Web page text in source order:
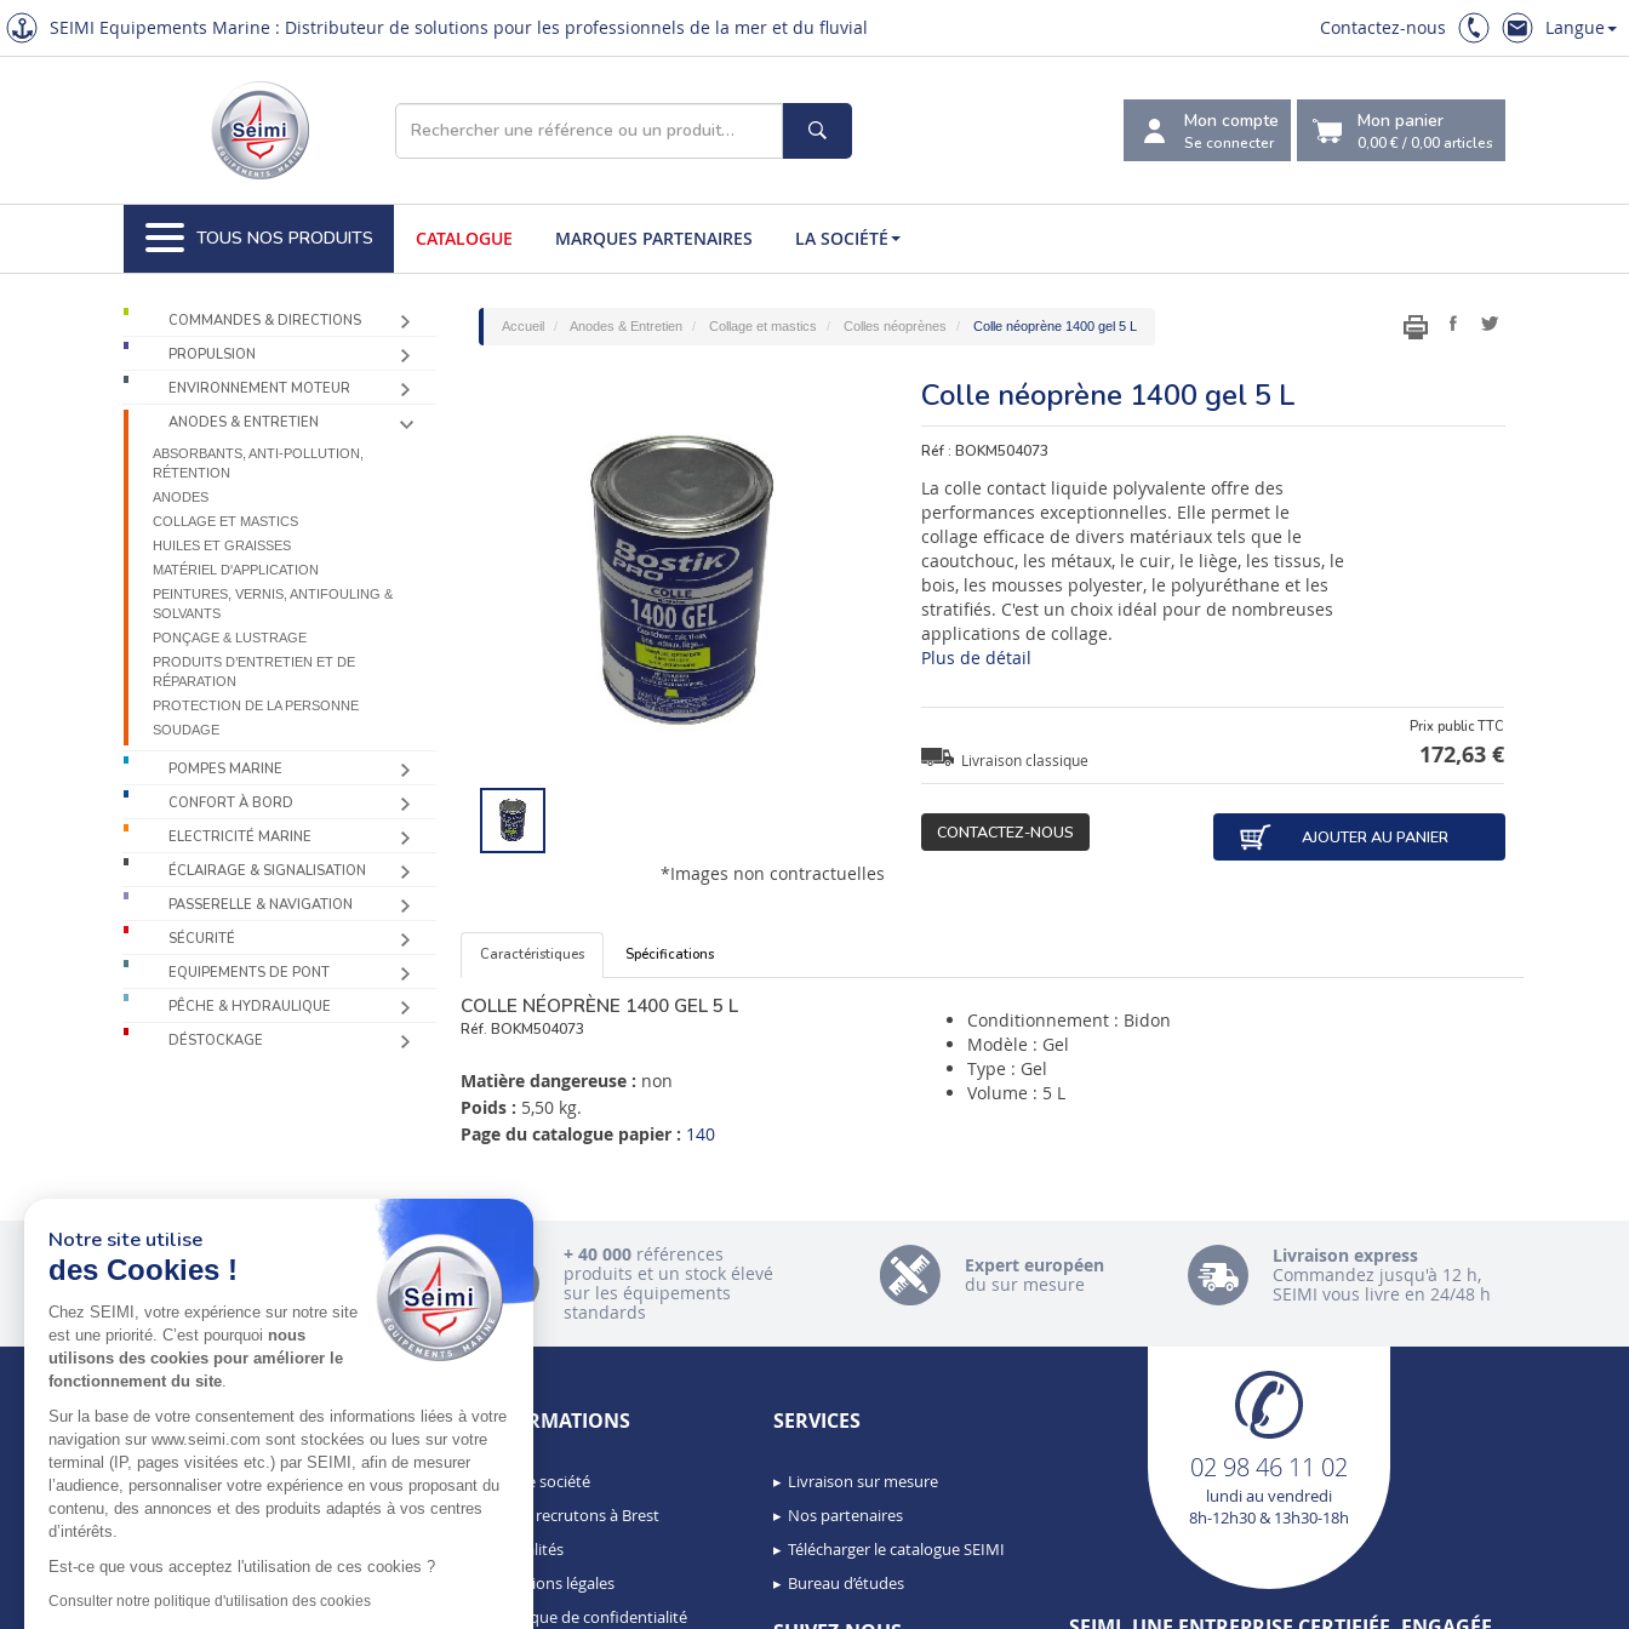
SEIMI Equipements Marine : Distributeur de solutions pour les professionnels de la mer et du fluvial Contactez-nous Langue
Mon compte
Se connecter
Mon panier
0,00 €/0,00 articles
TOUS NOS PRODUITS CATALOGUE MARQUES PARTENAIRES LA SOCIÉTÉ
COMMANDES & DIRECTIONS
PROPULSION
ENVIRONNEMENT MOTEUR
ANODES & ENTRETIEN
ABSORBANTS, ANTI-POLLUTION,
RÉTENTION
ANODES
COLLAGE ET MASTICS
HUILES ET GRAISSES
MATÉRIEL D'APPLICATION
PEINTURES, VERNIS, ANTIFOULING &
SOLVANTS
PONÇAGE & LUSTRAGE
PRODUITS D’ENTRETIEN ET DE
RÉPARATION
PROTECTION DE LA PERSONNE
SOUDAGE
POMPES MARINE
CONFORT À BORD
ELECTRICITÉ MARINE
ÉCLAIRAGE & SIGNALISATION
PASSERELLE & NAVIGATION
SÉCURITÉ
EQUIPEMENTS DE PONT
PÊCHE & HYDRAULIQUE
DÉSTOCKAGE
Accueil Anodes & Entretien Collage et mastics Colles néoprènes Colle néoprène 1400 gel 5 L
*Images non contractuelles
Colle néoprène 1400 gel 5 L
Réf :BOKM504073
La colle contact liquide polyvalente offre des
performances exceptionnelles. Elle permet le
collage efficace de divers matériaux tels que le
caoutchouc, les métaux, le cuir, le liège, les tissus, le
bois, les mousses polyester, le polyuréthane et les
stratifiés. C'est un choix idéal pour de nombreuses
applications de collage.
Plus de détail
Livraison classique
Prix public TTC
172,63 €
CONTACTEZ-NOUS AJOUTER AU PANIER
Caractéristiques Spécifications
COLLE NÉOPRÈNE 1400 GEL 5 L
Réf. BOKM504073
Matière dangereuse : non
Poids : 5,50 kg.
Page du catalogue papier : 140
Conditionnement : Bidon
Modèle : Gel
Type : Gel
Volume : 5 L
Plus de 50 ans
au service
des pros
+ 40 000 références
produits et un stock élevé
sur les équipements
standards
Expert européen
du sur mesure
Livraison express
Commandez jusqu'à 12 h,
SEIMI vous livre en 24/48 h
À PROPOS DE SEIMI
Depuis plus de 50 ans, nous apportons des
chantiers de construction navale, de refit,
spécialisés, armateurs et entreprises de
INFORMATIONS
Notre société
Nous recrutons à Brest
Actualités
Mentions légales
Politique de confidentialité
SERVICES
Livraison sur mesure
Nos partenaires
Télécharger le catalogue SEIMI
Bureau d’études
02 98 46 11 02
lundi au vendredi
8h-12h30 & 13h30-18h
Notre site utilise
des Cookies !
Chez SEIMI, votre expérience sur notre site
est une priorité. C’est pourquoi nous
utilisons des cookies pour améliorer le
fonctionnement du site.
Sur la base de votre consentement des informations liées à votre
navigation sur www.seimi.com sont stockées ou lues sur votre
terminal (IP, pages visitées etc.) par SEIMI, afin de mesurer
l’audience, personnaliser votre expérience en vous proposant du
contenu, des annonces et des produits adaptés à vos centres
d’intérêts.
Est-ce que vous acceptez l'utilisation de ces cookies ?
Consulter notre politique d'utilisation des cookies